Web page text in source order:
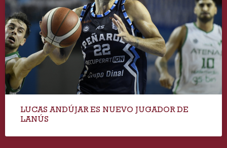
LUCAS ANDÚJAR ES NUEVO JUGADOR DE
LANÚS